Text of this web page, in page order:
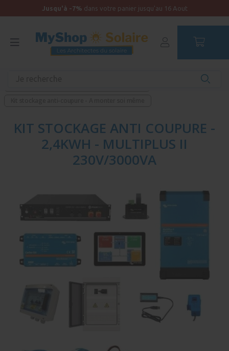
Jusqu'à -7% dans votre panier jusqu'au 16 Aout
KIT STOCKAGE ANTI COUPURE -
2,4KWH - MULTIPLUS II
230V/3000VA